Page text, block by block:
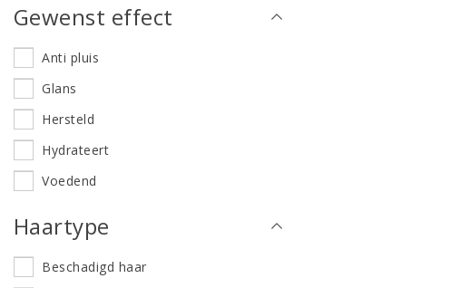
Gewenst effect
Anti pluis
Glans
Hersteld
Hydrateert
Voedend
Haartype
Beschadigd haar